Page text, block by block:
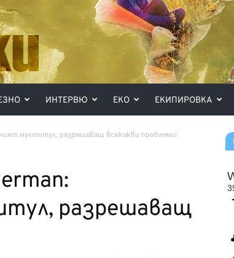
ИНТЕРВЮ ЕКО ЕКИПИРОВКА
мултитул, разрешаващ всякакви проблеми!
разрешаващ